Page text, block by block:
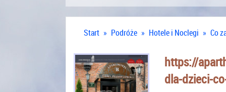
Start » Podróże » Hotele i Noclegi » Co
https://
dla-dzieci-